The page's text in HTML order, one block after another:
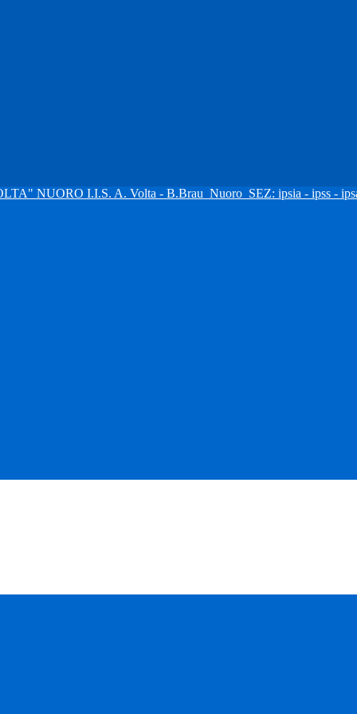
I.I.S. A. Volta - B.Brau Nuoro SEZ: ipsia - ipss -